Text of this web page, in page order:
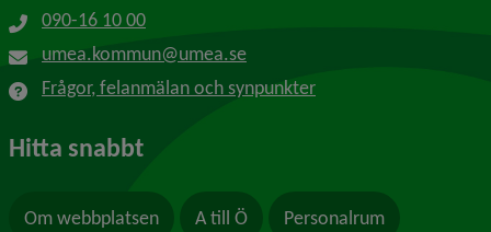
090-16 10 00
umea.kommun@umea.se
Frågor, felanmälan och synpunkter
Hitta snabbt
Om webbplatsen A till Ö Personalrum